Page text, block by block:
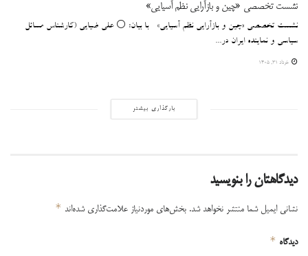
نشست تخصصی «چین و بازآرایی نظم آسیایی»
نشست تخصصی «چین و بازآرایی نظم آسیایی» با بیان: ⚪️ علی ضیایی (کارشناس مسائل
سیاسی و نماینده ایران در...
خرداد 31, 1405
بارگذاری بیشتر
دیدگاهتان را بنویسید
نشانی ایمیل شما منتشر نخواهد شد. بخش‌های موردنیاز علامت‌گذاری شده‌اند *
دیدگاه *